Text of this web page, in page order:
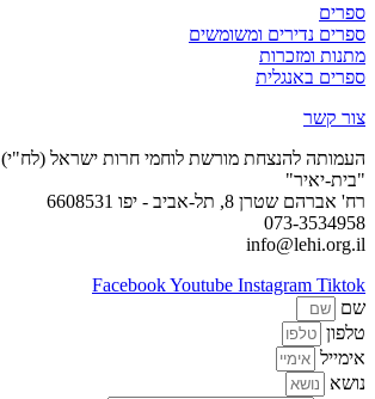
ספרים
ספרים נדירים ומשומשים
מתנות ומזכרות
ספרים באנגלית
צור קשר
העמותה להנצחת מורשת לוחמי חרות ישראל (לח"י)
"בית-יאיר"
רח' אברהם שטרן 8, תל-אביב - יפו 6608531
073-3534958
info@lehi.org.il
FacebookYoutube Instagram Tiktok
שם
טלפון
אימייל
נושא